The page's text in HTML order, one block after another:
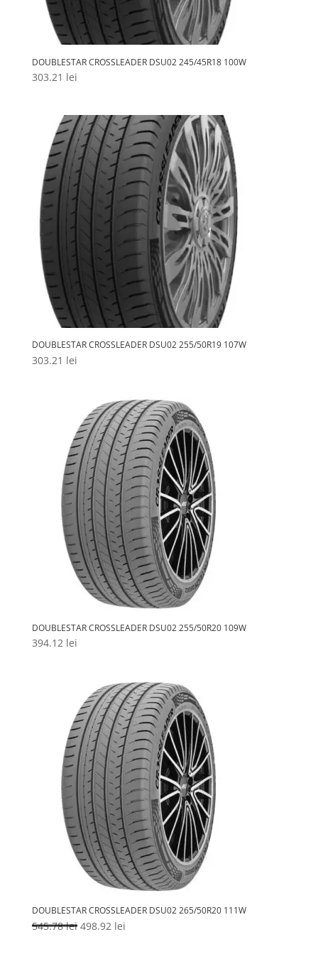
DOUBLESTAR CROSSLEADER DSU02 245/45R18 100W
303.21 lei
DOUBLESTAR CROSSLEADER DSU02 255/50R19 107W
303.21 lei
DOUBLESTAR CROSSLEADER DSU02 255/50R20 109W
394.12 lei
DOUBLESTAR CROSSLEADER DSU02 265/50R20 111W
545.78lei Prețul
498.92 leiPrețul